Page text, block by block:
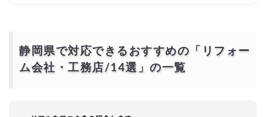
「マイパティオ」の特徴と口コミ・評判
者一覧
「岩田塗装店」の特徴と口コミ・評判
「鈴建」の特徴と口コミ・評判
「岳塗装」の特徴と口コミ・評判
静岡県で対応できるおすすめの「リフォー
ム会社・工務店 /14選 」の一覧